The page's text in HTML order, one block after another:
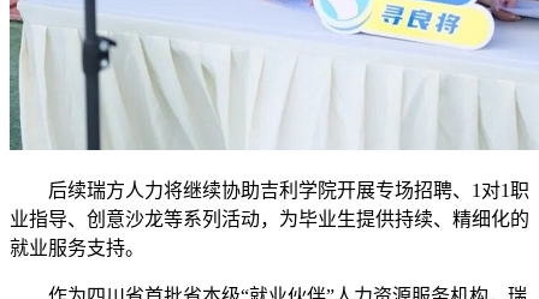
后续瑞方人力将继续协助吉利学院开展专场招聘、1对1职
业指导、创意沙龙等系列活动，为毕业生提供持续、精细化的
就业服务支持。